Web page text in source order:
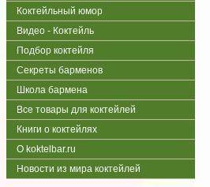
Коктейльный юмор
Видео - Коктейль
Подбор коктейля
Секреты барменов
Школа бармена
Все товары для коктейлей
Книги о коктейлях
О koktelbar.ru
Новости из мира коктейлей